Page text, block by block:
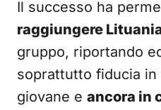
Il successo ha
raggiungere
gruppo, riportando
soprattutto fiducia in
giovane e ancora in